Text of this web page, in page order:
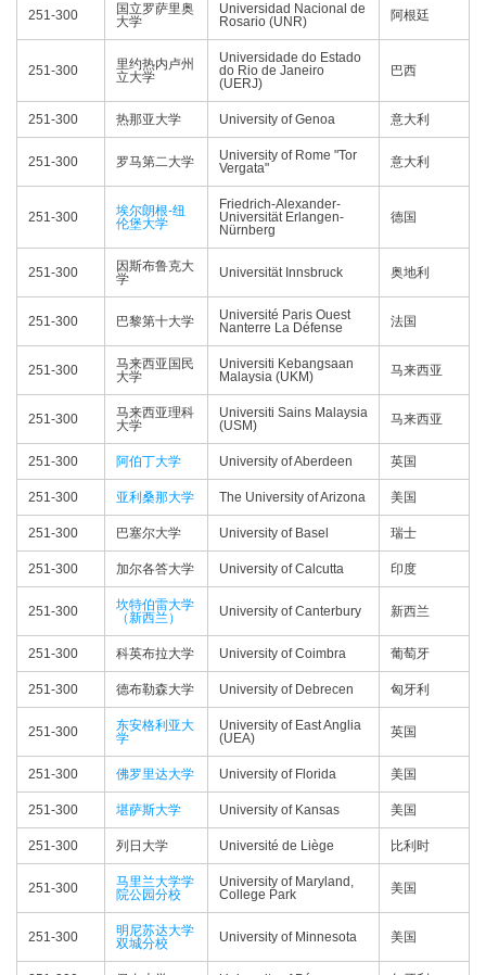
251-300
国立罗萨里奥
大学
Universidad Nacional de
Rosario (UNR)
阿根廷
251-300
里约热内卢州
立大学
Universidade do Estado
do Rio de Janeiro
(UERJ)
巴西
251-300 热那亚大学 University of Genoa 意大利
251-300 罗马第二大学
University of Rome "Tor
Vergata"
意大利
251-300
埃尔朗根-纽
伦堡大学
Friedrich-Alexander-
Universität Erlangen-
Nürnberg
德国
251-300
因斯布鲁克大
学
Universität Innsbruck 奥地利
251-300 巴黎第十大学
Université Paris Ouest
Nanterre La Défense
法国
251-300
马来西亚国民
大学
Universiti Kebangsaan
Malaysia (UKM)
马来西亚
251-300
马来西亚理科
大学
Universiti Sains Malaysia
(USM)
马来西亚
251-300 阿伯丁大学 University of Aberdeen 英国
251-300 亚利桑那大学 The University of Arizona 美国
251-300 巴塞尔大学 University of Basel 瑞士
251-300 加尔各答大学 University of Calcutta 印度
251-300
坎特伯雷大学
（新西兰）
University of Canterbury 新西兰
251-300 科英布拉大学 University of Coimbra 葡萄牙
251-300 德布勒森大学 University of Debrecen 匈牙利
251-300
东安格利亚大
学
University of East Anglia
(UEA)
英国
251-300 佛罗里达大学 University of Florida 美国
251-300 堪萨斯大学 University of Kansas 美国
251-300 列日大学 Université de Liège 比利时
251-300
马里兰大学学
院公园分校
University of Maryland,
College Park
美国
251-300
明尼苏达大学
双城分校
University of Minnesota 美国